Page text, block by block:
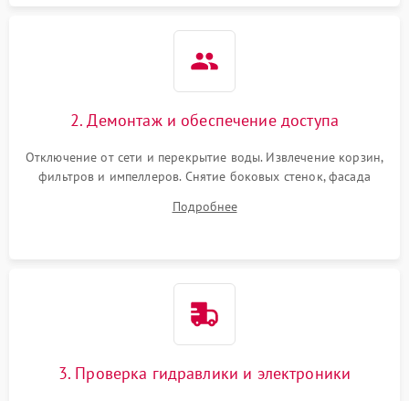
2. Демонтаж и обеспечение доступа
Отключение от сети и перекрытие воды. Извлечение корзин,
фильтров и импеллеров. Снятие боковых стенок, фасада
циркуляционному насосу, ТЭНу и сливной помпе.
Подробнее
3. Проверка гидравлики и электроники